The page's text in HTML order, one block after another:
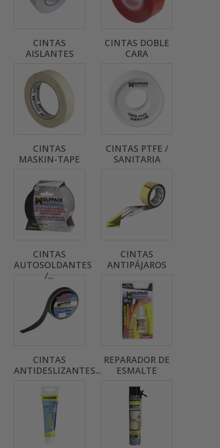
CINTAS
AISLANTES
CINTAS DOBLE
CARA
CINTAS
MASKIN-TAPE
CINTAS PTFE /
SANITARIA
CINTAS
AUTOSOLDANTES
/...
CINTAS
ANTIPÁJAROS
CINTAS
ANTIDESLIZANTES...
REPARADOR DE
ESMALTE